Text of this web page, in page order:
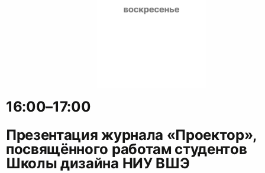
16:00–17:00
Презентация журнала «Проектор»,
посвящённого работам студентов
Школы дизайна НИУ ВШЭ